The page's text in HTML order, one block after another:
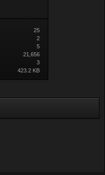
25
2
5
21,656
3
423.2 KB